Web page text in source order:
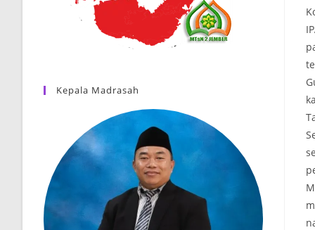
Kepala Madrasah